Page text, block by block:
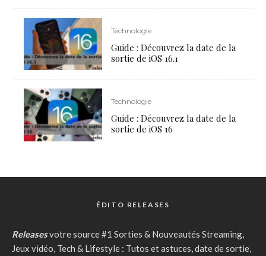
Technologie
Guide : Découvrez la date de la
sortie de iOS 16.1
Technologie
Guide : Découvrez la date de la
sortie de iOS 16
ÉDITO RELEASES
Releasesvotre source #1 Sorties & Nouveautés Streaming,
Jeux vidéo, Tech & Lifestyle : Tutos et astuces, date de sortie,